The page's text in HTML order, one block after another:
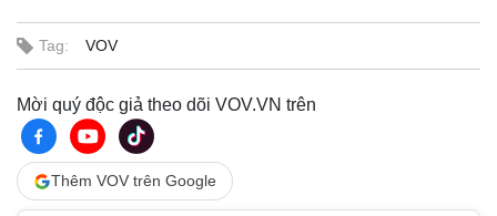
Tag: VOV
Mời quý độc giả theo dõi VOV.VN trên
Thêm VOV trên Google